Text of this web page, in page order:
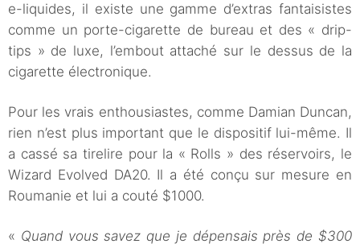
e-liquides, il existe une gamme d’extras fantaisistes
comme un porte-cigarette de bureau et des « drip-
tips » de luxe, l’embout attaché sur le dessus de la
cigarette électronique.
Pour les vrais enthousiastes, comme Damian Duncan,
rien n’est plus important que le dispositif lui-même. Il
a cassé sa tirelire pour la « Rolls » des réservoirs, le
Wizard Evolved DA20. Il a été conçu sur mesure en
Roumanie et lui a couté $1000.
« Quand vous savez que je dépensais près de $300